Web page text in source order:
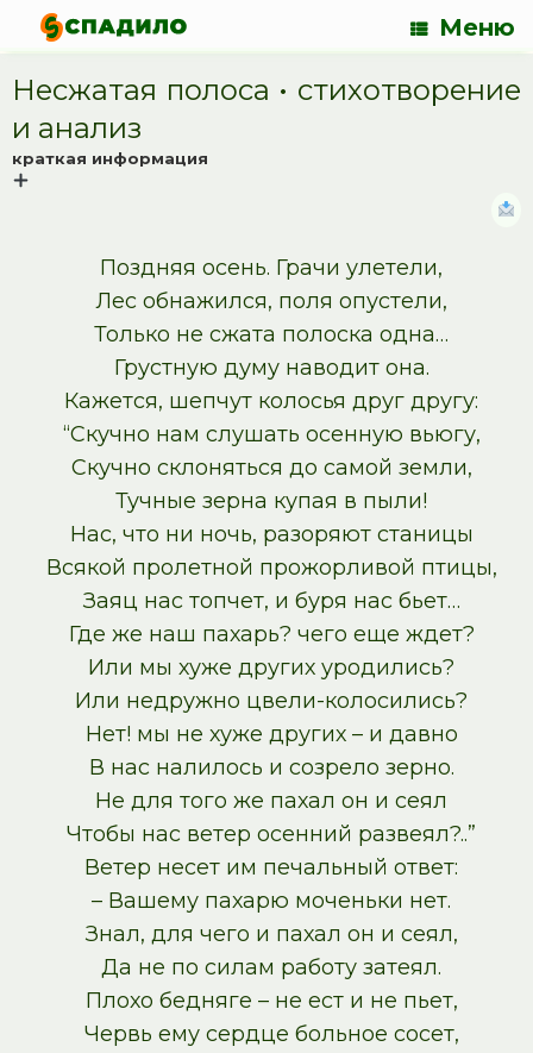
Меню
Несжатая полоса • cтихотворение
и анализ
краткая информация
Поздняя осень. Грачи улетели,
Лес обнажился, поля опустели,
Только не сжата полоска одна…
Грустную думу наводит она.
Кажется, шепчут колосья друг другу:
“Скучно нам слушать осенную вьюгу,
Скучно склоняться до самой земли,
Тучные зерна купая в пыли!
Нас, что ни ночь, разоряют станицы
Всякой пролетной прожорливой птицы,
Заяц нас топчет, и буря нас бьет…
Где же наш пахарь? чего еще ждет?
Или мы хуже других уродились?
Или недружно цвели-колосились?
Нет! мы не хуже других – и давно
В нас налилось и созрело зерно.
Не для того же пахал он и сеял
Чтобы нас ветер осенний развеял?..”
Ветер несет им печальный ответ:
– Вашему пахарю моченьки нет.
Знал, для чего и пахал он и сеял,
Да не по силам работу затеял.
Плохо бедняге – не ест и не пьет,
Червь ему сердце больное сосет,